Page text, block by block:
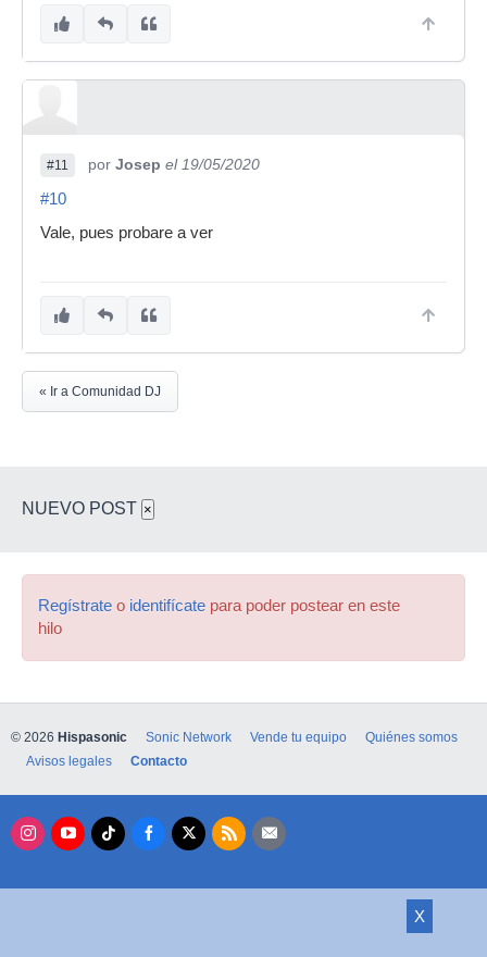
#11 por Josep el 19/05/2020
#10
Vale, pues probare a ver
« Ir a Comunidad DJ
NUEVO POST ×
Regístrate o identifícate para poder postear en este
hilo
X
© 2026 Hispasonic Sonic Network Vende tu equipo
Quiénes somos
Avisos legales
Contacto